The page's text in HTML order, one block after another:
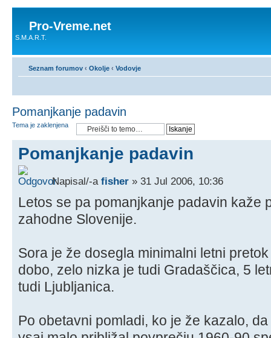
Pro-Vreme.net
S.M.A.R.T.
Seznam forumov ‹ Okolje ‹ Vodovje
Pomanjkanje padavin
Tema je zaklenjena
Pomanjkanje padavin
Napisal/-a fisher » 31 Jul 2006, 10:36
Letos se pa pomanjkanje padavin kaže
zahodne Slovenije.
Sora je že dosegla minimalni letni
dobo, zelo nizka je tudi Gradaščica, 5
tudi Ljubljanica.
Po obetavni pomladi, ko je že kazalo,